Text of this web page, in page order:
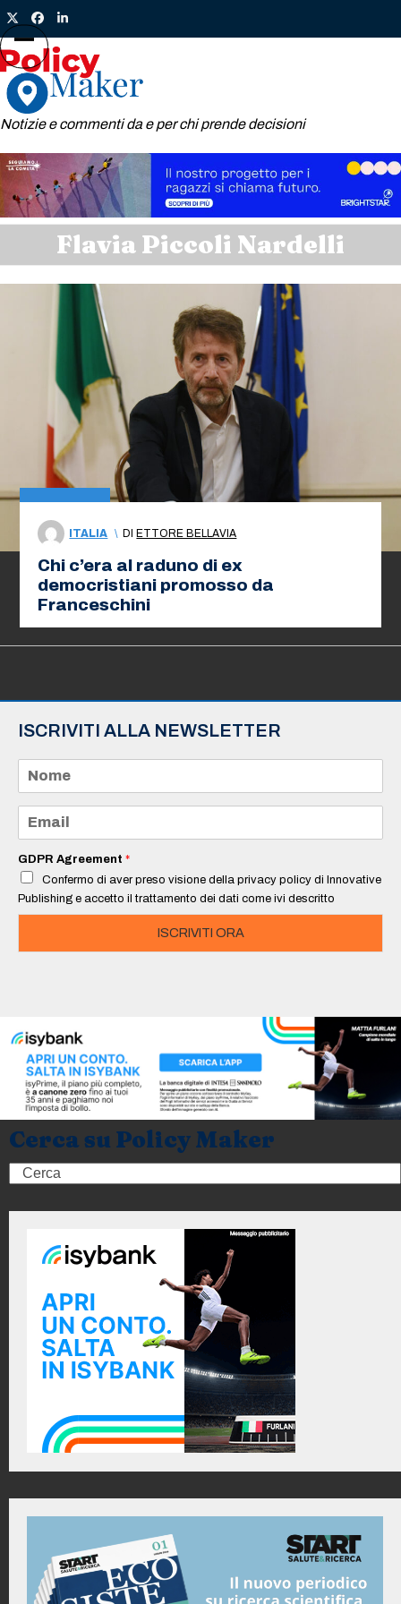
Skip
to
content
TwitterFacebook
LinkedIn
Notizie e commenti da e per chi prende decisioni
Open
mobile
menu
Close
mobile
menu
Flavia Piccoli Nardelli
ITALIA \ DIETTORE BELLAVIA
Chi c’era al raduno di ex
democristiani promosso da
Franceschini
ISCRIVITI ALLA NEWSLETTER
m
e
a
i
*
GDPR Agreement *
Confermo di aver preso visione della privacy policy di Innovative
Publishing e accetto il trattamento dei dati come ivi descritto
ISCRIVITI ORA
Cerca su Policy Maker
Search